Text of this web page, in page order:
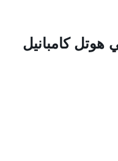
هوتل كامبانيل